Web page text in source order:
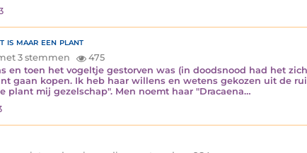
is maar een plant
3 stemmen
475
en toen het vogeltje gestorven was (in doodsnood had het
gaan kopen. Ik heb haar willens en wetens gekozen uit de
plant mij gezelschap". Men noemt haar "Dracaena…